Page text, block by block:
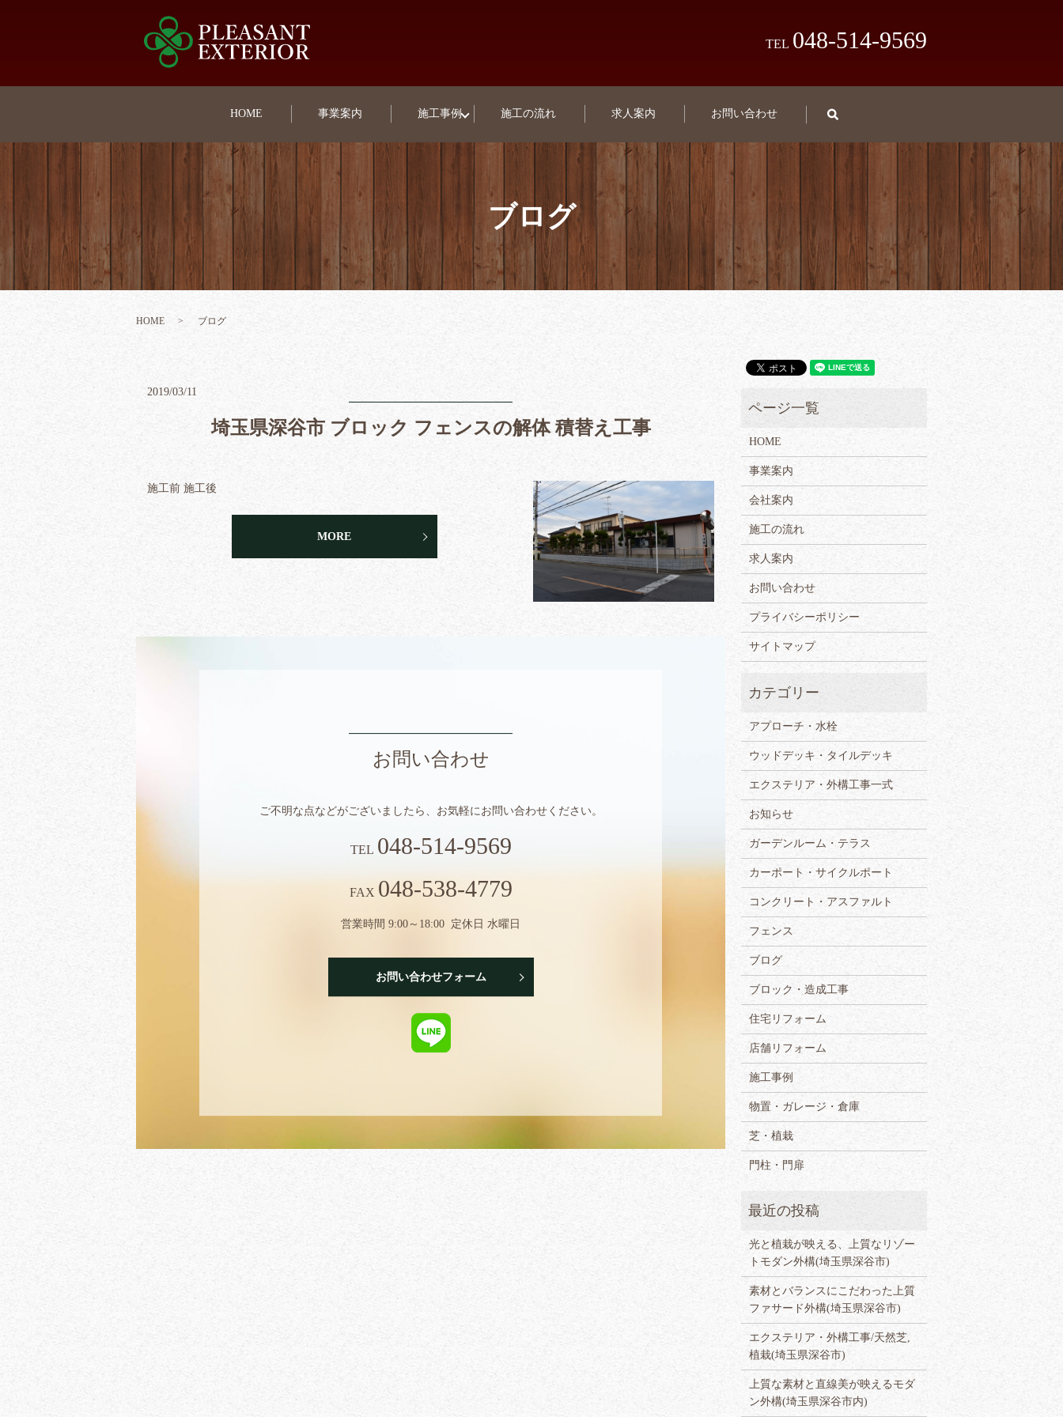
HOME 事業案内 施工事例 施工の流れ 求人案内 お問い合わせ search
TEL 048-514-9569
ブログ
HOME ブログ
2019/03/11
埼玉県深谷市 ブロック フェンスの解体 積替え工事
施工前 施工後
MORE
お問い合わせ
ご不明な点などがございましたら、 お気軽にお問い合わせください。
TEL 048-514-9569
FAX 048-538-4779
営業時間 9:00～18:00 定休日 水曜日
お問い合わせフォーム
HOME
事業案内
会社案内
施工の流れ
求人案内
お問い合わせ
プライバシーポリシー
サイトマップ
アプローチ・水栓
ウッドデッキ・タイルデッキ
エクステリア・外構工事一式
お知らせ
ガーデンルーム・テラス
カーポート・サイクルポート
コンクリート・アスファルト
フェンス
ブログ
ブロック・造成工事
住宅リフォーム
店舗リフォーム
施工事例
物置・ガレージ・倉庫
芝・植栽
門柱・門扉
光と植栽が映える、上質なリゾー
トモダン外構(埼玉県深谷市)
素材とバランスにこだわった上質
ファサード外構(埼玉県深谷市)
エクステリア・外構工事/天然芝,
植栽(埼玉県深谷市)
上質な素材と直線美が映えるモダ
ン外構(埼玉県深谷市内)